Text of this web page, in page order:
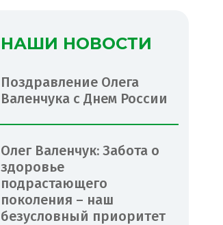
НАШИ НОВОСТИ
Поздравление Олега
Валенчука с Днем России
Олег Валенчук: Забота о
здоровье
подрастающего
поколения – наш
безусловный приоритет